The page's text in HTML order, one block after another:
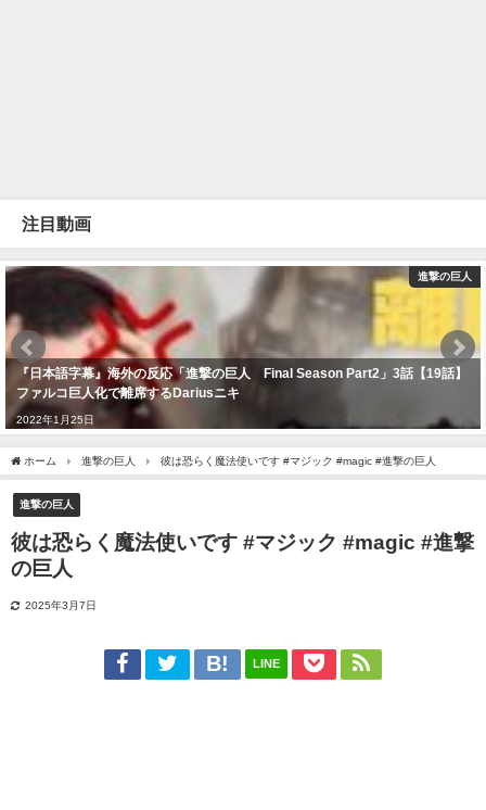
注目動画
進撃の巨人
『日本語字幕』海外の反応「進撃の巨人 Final Season Part2」3話【19話】
ファルコ巨人化で離席するDariusニキ
2022年1月25日
ホーム 進撃の巨人 彼は恐らく魔法使いです #マジック #magic #進撃の巨人
進撃の巨人
彼は恐らく魔法使いです #マジック #magic #進撃
の巨人
2025年3月7日
LINE